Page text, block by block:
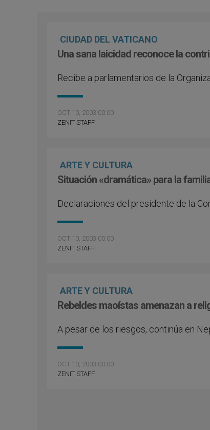
CIUDAD DEL VATICANO
Una sana laicidad reconoce la
Recibe a parlamentarios de la
OCT 10, 2003 00:00
ZENIT STAFF
ARTE Y CULTURA
Situación «dramática» para la
Declaraciones del presidente de la
OCT 10, 2003 00:00
ZENIT STAFF
ARTE Y CULTURA
Rebeldes maoístas amenazan a
A pesar de los riesgos, continúa en
OCT 10, 2003 00:00
ZENIT STAFF